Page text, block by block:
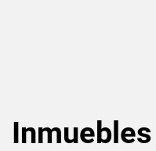
Inmuebles